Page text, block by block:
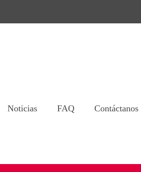
Noticias FAQ Contáctanos